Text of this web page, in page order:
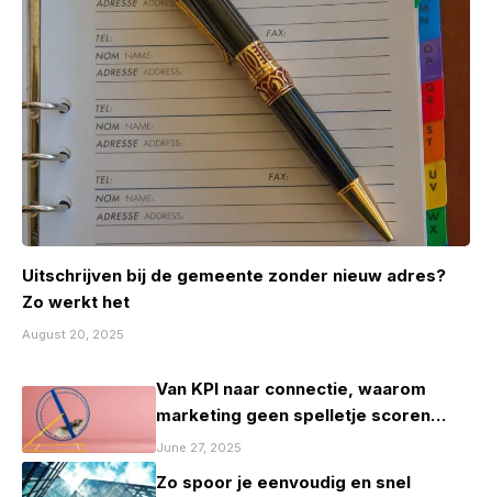
Uitschrijven bij de gemeente zonder nieuw adres?
Zo werkt het
August 20, 2025
Van KPI naar connectie, waarom
marketing geen spelletje scoren
mag zijn
June 27, 2025
Zo spoor je eenvoudig en snel